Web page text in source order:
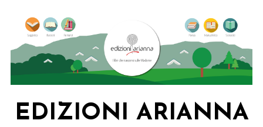
content
EDIZIONI ARIANNA